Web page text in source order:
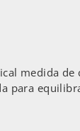
medida
para